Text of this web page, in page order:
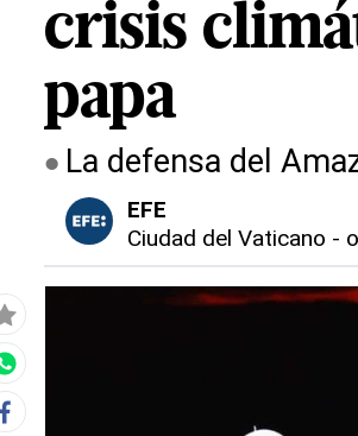
crisis
papa
La defensa del
EFE
Ciudad del Vaticano -